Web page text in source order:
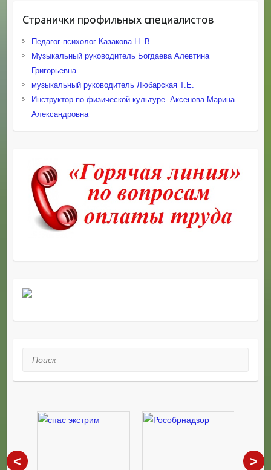
Странички профильных специалистов
Педагог-психолог Казакова Н. В.
Музыкальный руководитель Богдаева Алевтина
Григорьевна.
музыкальный руководитель Любарская Т.Е.
Инструктор по физической культуре- Аксенова Марина
Александровна
Поиск
< >